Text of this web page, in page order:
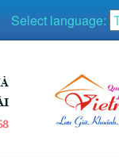
Select language: